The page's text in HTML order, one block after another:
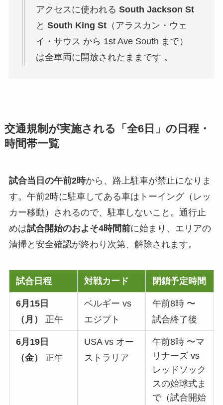
アクセスに使われる South Jackson St
と South King St（アラスカン・ウェ
イ・サウス から 1st Ave South まで）
は全車両に開放されたままです 。
交通規制が実施される「全6日」の日程・
時間帯一覧
試合当日の午前2時から、路上駐車が禁止になりま
す。午前2時に駐車してある車はトーイング（レッ
カー移動）されるので、駐車しないこと。通行止
めは試合開始のおよそ4時間前に始まり、エリアの
清掃と安全確認が終わり次第、解除されます。
試合日程 対戦カード 閉鎖予定時間
6月15日
（月）
正午
ベルギー vs
エジプト
午前8時 〜
試合終了後
6月19日
（金）
正午
USA vs オー
ストラリア
午前8時 〜マ
リナーズ vs
レッドソック
スの始球式ま
で（試合開始